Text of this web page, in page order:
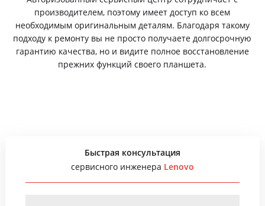
производителем, поэтому имеет доступ ко всем
необходимым оригинальным деталям. Благодаря такому
подходу к ремонту вы не просто получаете долгосрочную
гарантию качества, но и видите полное восстановление
прежних функций своего планшета.
Быстрая консультация
сервисного инженера Lenovo